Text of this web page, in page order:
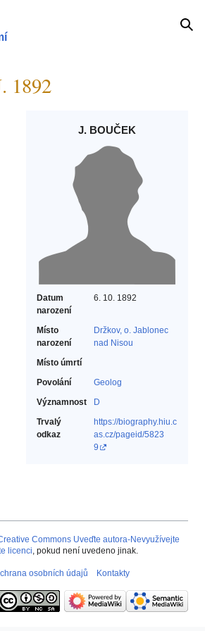
1892
J. BOUČEK
Datum
narození
6. 10. 1892
Místo
narození
Držkov, o. Jablonec
nad Nisou
Místo úmrtí
Povolání
Geolog‎
Významnost
D
Trvalý
odkaz
https://biography.hiu.c
as.cz/pageid/5823
9
Commons Uveďte autora-Nevyužívejte
licenci, pokud není uvedeno jinak.
osobních údajů Kontakty